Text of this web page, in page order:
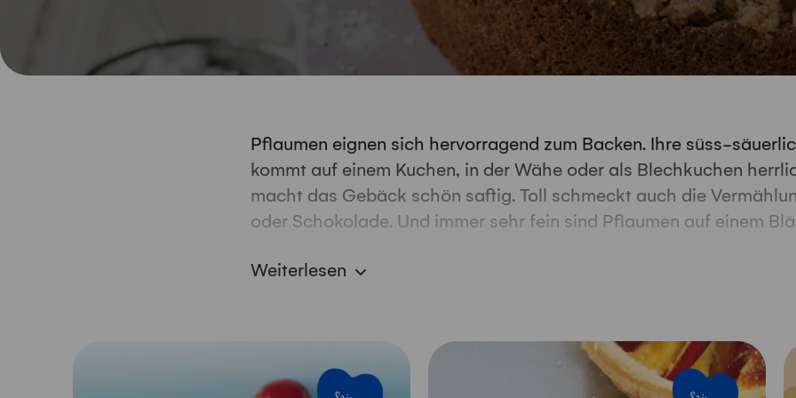
Pflaumen eignen sich hervorragend zum Backen. Ihre süss-
kommt auf einem Kuchen, in der Wähe oder als Blechkuchen
macht das Gebäck schön saftig. Toll schmeckt auch die
oder Schokolade. Und immer sehr fein sind Pflaumen auf einem
dem legen wir den Pflaumenauflauf oder die gebackenen Pflaumen
Weiterlesen